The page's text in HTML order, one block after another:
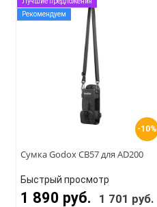
-10%
Рекомендуем
Сумка Godox CB57 для AD200
Быстрый просмотр
1 890 руб. 1 701 руб.